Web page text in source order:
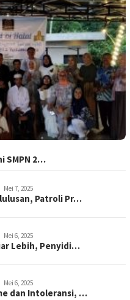
SMPN 2…
Mei 7, 2025
Patroli Pr…
Mei 6, 2025
Lebih, Penyidi…
Mei 6, 2025
dan Intoleransi, …